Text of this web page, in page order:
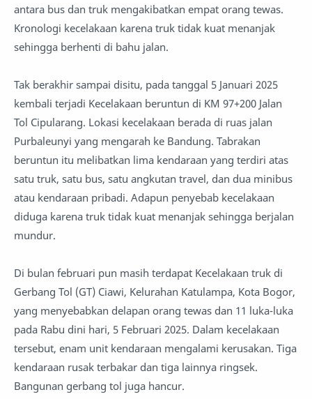
antara bus dan truk mengakibatkan empat orang tewas.
Kronologi kecelakaan karena truk tidak kuat menanjak
sehingga berhenti di bahu jalan.
Tak berakhir sampai disitu, pada tanggal 5 Januari 2025
kembali terjadi Kecelakaan beruntun di KM 97+200 Jalan
Tol Cipularang. Lokasi kecelakaan berada di ruas jalan
Purbaleunyi yang mengarah ke Bandung. Tabrakan
beruntun itu melibatkan lima kendaraan yang terdiri atas
satu truk, satu bus, satu angkutan travel, dan dua minibus
atau kendaraan pribadi. Adapun penyebab kecelakaan
diduga karena truk tidak kuat menanjak sehingga berjalan
mundur.
Di bulan februari pun masih terdapat Kecelakaan truk di
Gerbang Tol (GT) Ciawi, Kelurahan Katulampa, Kota Bogor,
yang menyebabkan delapan orang tewas dan 11 luka-luka
pada Rabu dini hari, 5 Februari 2025. Dalam kecelakaan
tersebut, enam unit kendaraan mengalami kerusakan. Tiga
kendaraan rusak terbakar dan tiga lainnya ringsek.
Bangunan gerbang tol juga hancur.